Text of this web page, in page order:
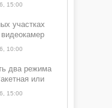
15:00
участках
видеокамер
10:00
два режима
или
и "Угроза
БПЛА"
15:00